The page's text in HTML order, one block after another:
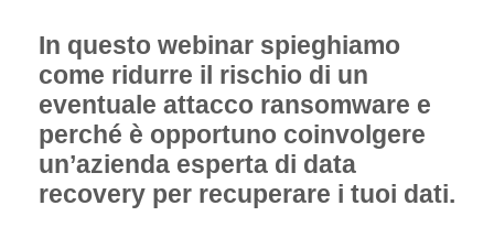
In questo webinar spieghiamo
come ridurre il rischio di un
eventuale attacco ransomware e
perché è opportuno coinvolgere
un’azienda esperta di data
recovery per recuperare i tuoi dati.